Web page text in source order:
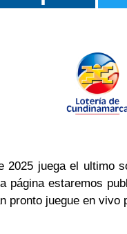
2025 juega el ultimo
página estaremos
pronto juegue en